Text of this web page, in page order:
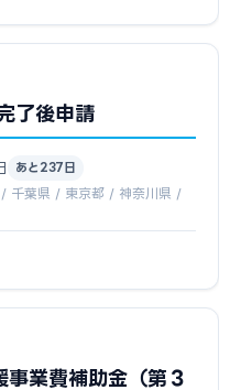
了後申請
あと237日
千葉県 / 東京都 / 神奈川県 /
業費補助金（第３